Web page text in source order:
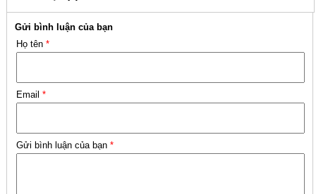
Gửi bình luận của bạn
Họ tên *
Email *
Gửi bình luận của bạn *